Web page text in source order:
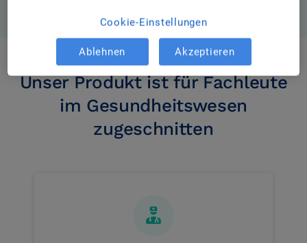
Unser Produkt ist für Fachleute
im Gesundheitswesen
zugeschnitten
Cookie-Einstellungen
Ablehnen Akzeptieren